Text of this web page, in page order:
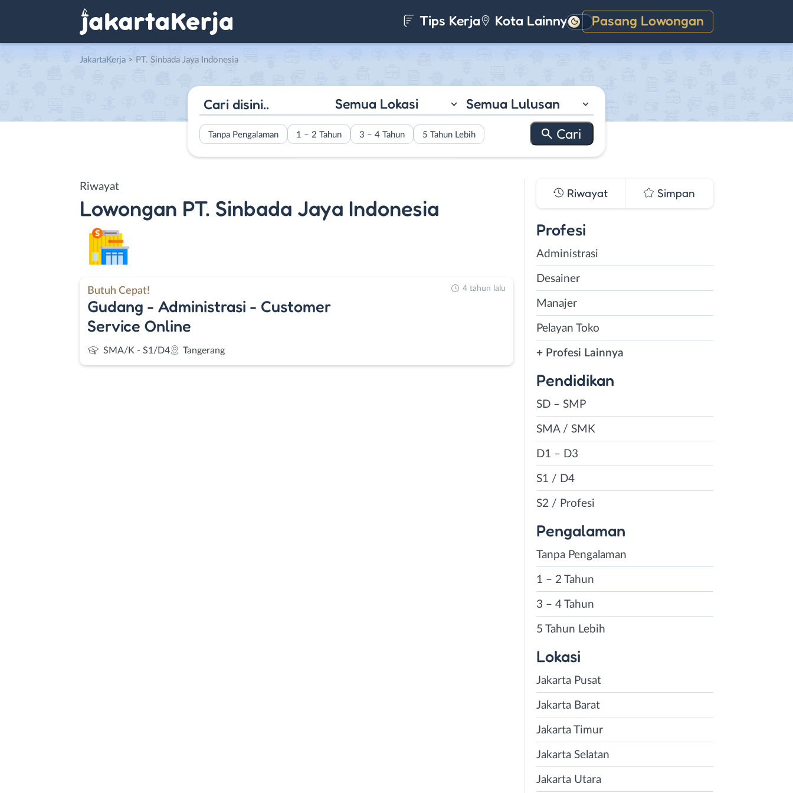
Tips Kerja Kota Lainnya Pasang Lowongan
Gelap
JakartaKerja > PT. Sinbada Jaya Indonesia
Semua Lokasi Semua Lulusan
Tanpa Pengalaman 1 – 2 Tahun 3 – 4 Tahun 5 Tahun Lebih
Riwayat
Lowongan PT. Sinbada Jaya Indonesia
Butuh Cepat!
Gudang - Administrasi - Customer
Service Online
SMA/K - S1/D4 Tangerang
4 tahun lalu
Riwayat Simpan
Profesi
Administrasi
Desainer
Manajer
Pelayan Toko
+ Profesi Lainnya
Pendidikan
SD – SMP
SMA / SMK
D1 – D3
S1 / D4
S2 / Profesi
Pengalaman
Tanpa Pengalaman
1 – 2 Tahun
3 – 4 Tahun
5 Tahun Lebih
Lokasi
Jakarta Pusat
Jakarta Barat
Jakarta Timur
Jakarta Selatan
Jakarta Utara